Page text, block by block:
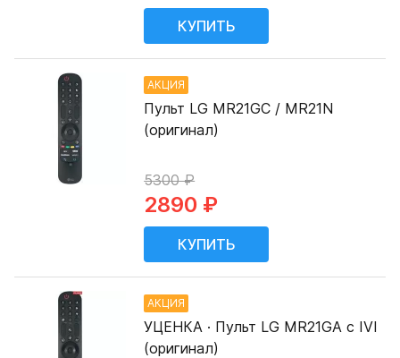
АКЦИЯ
Пульт LG MR21GC / MR21N
(оригинал)
5300 ₽
2890 ₽
АКЦИЯ
УЦЕНКА · Пульт LG MR21GA с IVI
(оригинал)